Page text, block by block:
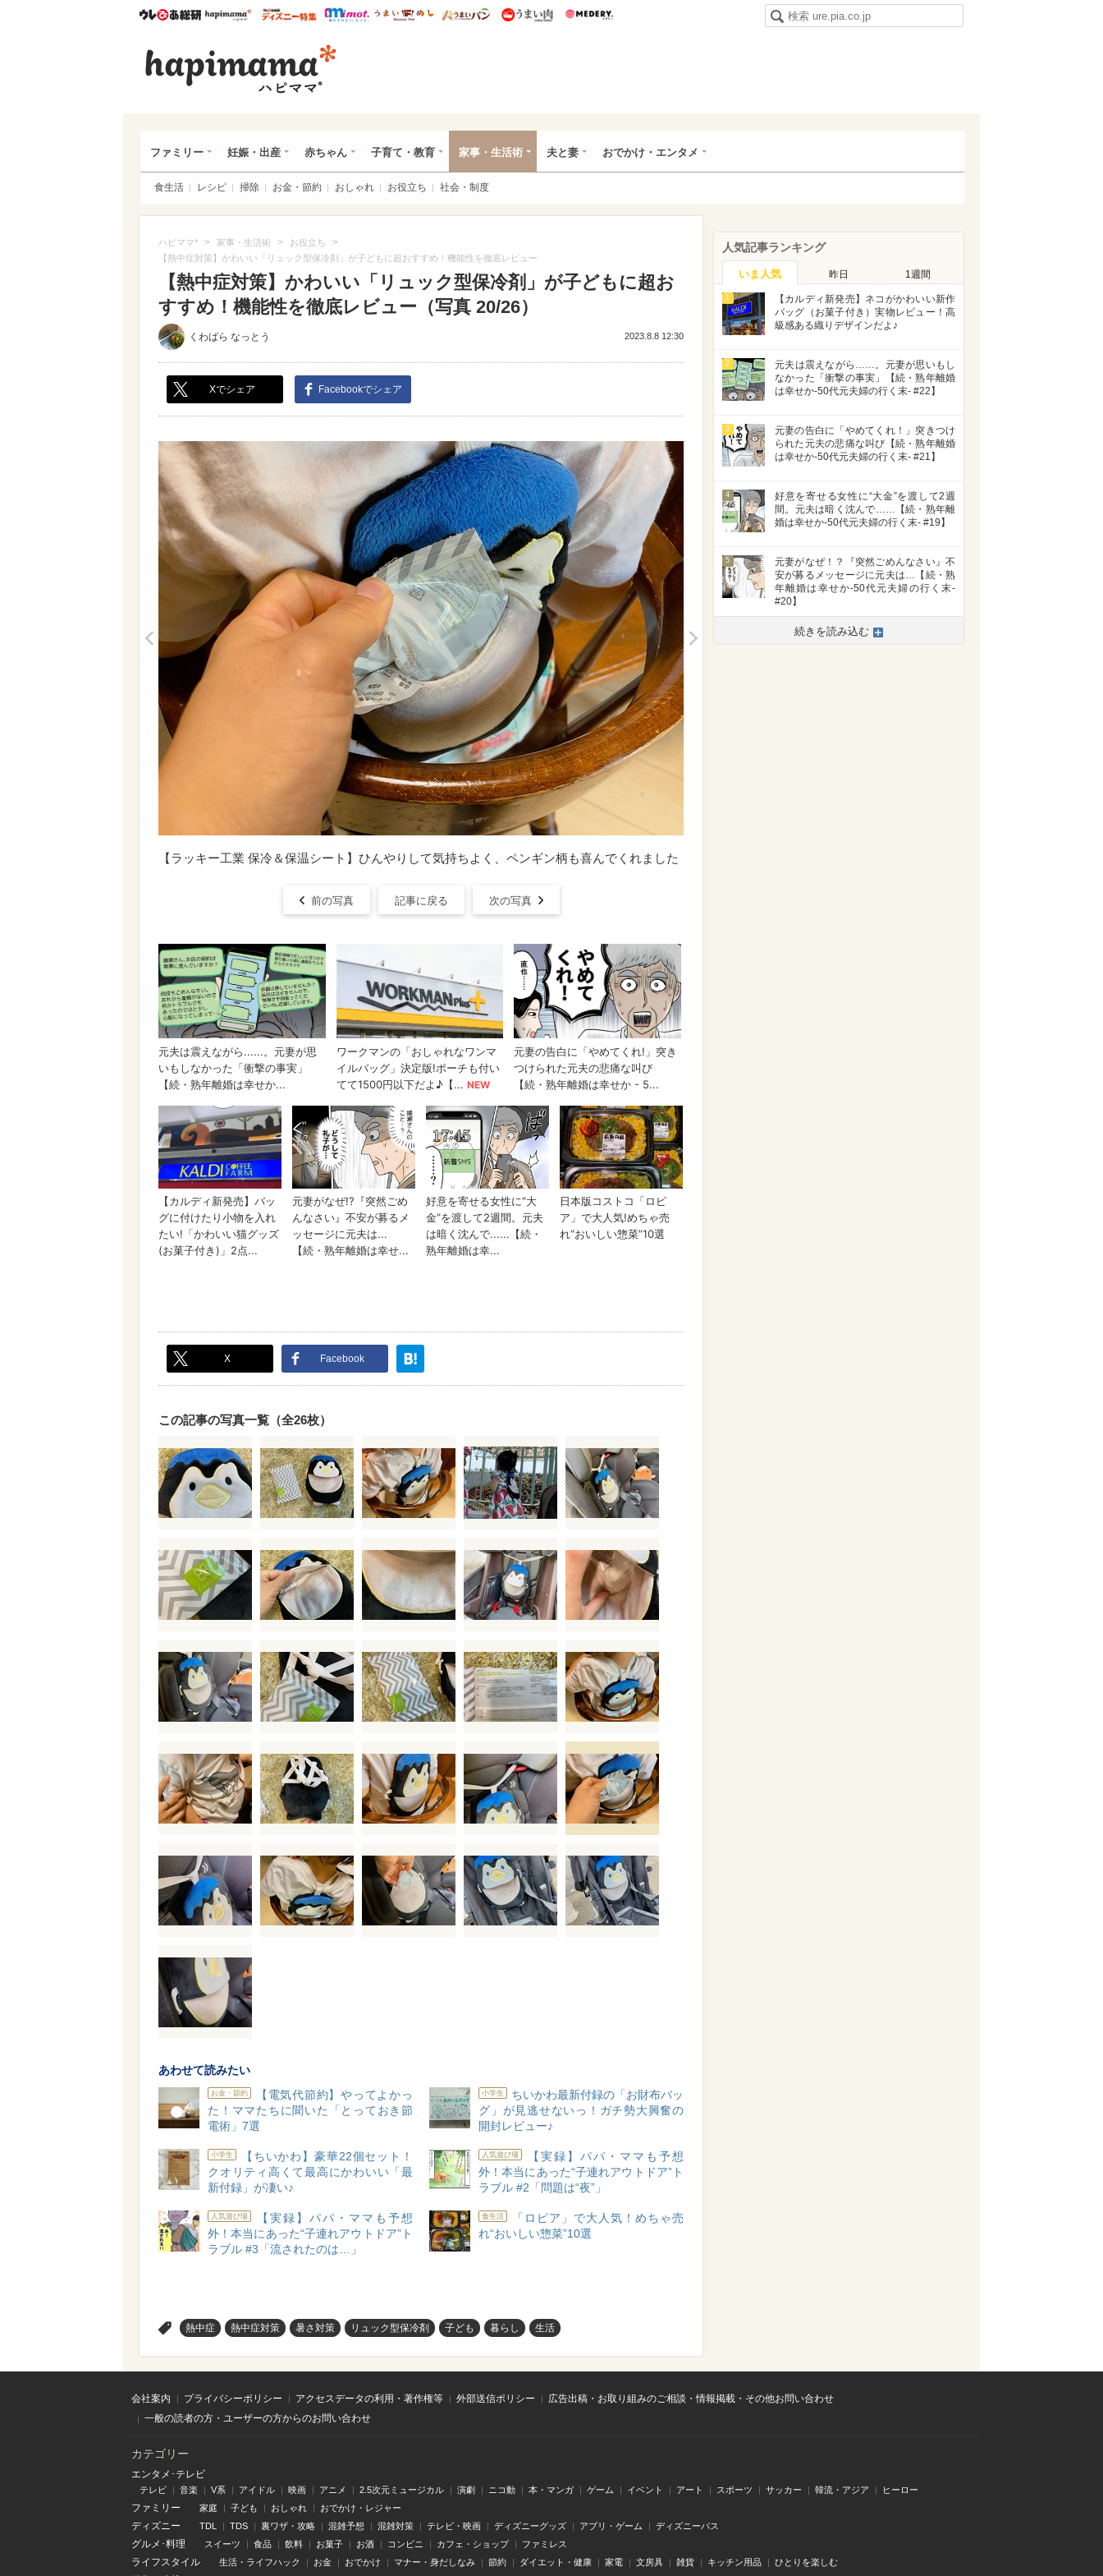
ウレぴあ総研ハピママ* ウレぴあ総研 ディズニー特集
mimot. うまいめし うまいパン うまい肉
ファミリー 妊娠・出産 赤ちゃん 子育て・教育 家事・生活術 夫と妻 おでかけ・エンタメ
食生活 レシピ 掃除 お金・節約 おしゃれ お役立ち 社会・制度
ハピママ* > 家事・生活術 > お役立ち >
【熱中症対策】かわいい「リュック型保冷剤」が子どもに超おすすめ！機能性を徹底レビュー
【熱中症対策】かわいい「リュック型保冷剤」が子どもに超お
すすめ！機能性を徹底レビュー（写真 20/26）
くわばら なっとう 2023.8.8 12:30
Xでシェア Facebookでシェア
【ラッキー工業 保冷＆保温シート】ひんやりして気持ちよく、ペンギン柄も喜んでくれました
前の写真 記事に戻る 次の写真
X Facebook
この記事の写真一覧（全26枚）
あわせて読みたい
お金・節約
【電気代節約】やってよかっ
た！ママたちに聞いた「とっておき節
電術」7選
小学生
ちいかわ最新付録の「お財布バッ
グ」が見逃せないっ！ガチ勢大興奮の
開封レビュー♪
小学生
【ちいかわ】豪華22個セット！
クオリティ高くて最高にかわいい「最
新付録」が凄い♪
人気遊び場
【実録】パパ・ママも予想
外！本当にあった“子連れアウトドア”ト
ラブル #2「問題は“夜”」
人気遊び場
【実録】パパ・ママも予想
外！本当にあった“子連れアウトドア”ト
ラブル #3「流されたのは…」
食生活
「ロピア」で大人気！めちゃ売
れ“おいしい惣菜”10選
熱中症 熱中症対策 暑さ対策 リュック型保冷剤 子ども 暮らし 生活
人気記事ランキング
いま人気 昨日 1週間
1
【カルディ新発売】ネコがかわいい新作
バッグ（お菓子付き）実物レビュー！高
級感ある織りデザインだよ♪
2
元夫は震えながら……。元妻が思いもし
なかった「衝撃の事実」【続・熟年離婚
は幸せか-50代元夫婦の行く末- #22】
3
元妻の告白に「やめてくれ！」突きつけ
られた元夫の悲痛な叫び【続・熟年離婚
は幸せか-50代元夫婦の行く末- #21】
4
好意を寄せる女性に“大金”を渡して2週
間。元夫は暗く沈んで……【続・熟年離
婚は幸せか-50代元夫婦の行く末- #19】
5
元妻がなぜ！？『突然ごめんなさい』不
安が募るメッセージに元夫は…【続・熟
年離婚は幸せか-50代元夫婦の行く末-
#20】
続きを読み込む
会社案内 プライバシーポリシー アクセスデータの利用・著作権等 外部送信ポリシー
広告出稿・お取り組みのご相談・情報掲載・その他お問い合わせ
一般の読者の方・ユーザーの方からのお問い合わせ
カテゴリー
エンタメ･テレビ
テレビ 音楽 V系 アイドル 映画 アニメ 2.5次元ミュージカル 演劇 ニコ動 本・マンガ ゲーム イベント アート スポーツ サッカー 韓流・アジア ヒーロー
ファミリー 家庭 子ども おしゃれ おでかけ・レジャー
ディズニー TDL TDS 裏ワザ・攻略 混雑予想 混雑対策 テレビ・映画 ディズニーグッズ アプリ・ゲーム ディズニーパス
グルメ･料理 スイーツ 食品 飲料 お菓子 お酒 コンビニ カフェ・ショップ ファミレス
ライフスタイル 生活・ライフハック お金 おでかけ マナー・身だしなみ 節約 ダイエット・健康 家電 文房具 雑貨 キッチン用品 ひとりを楽しむ